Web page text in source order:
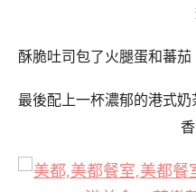
酥脆吐司包了火腿蛋和蕃
最後配上一杯濃郁的港式